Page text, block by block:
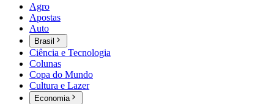
Agro
Apostas
Auto
Brasil
Ciência e Tecnologia
Colunas
Copa do Mundo
Cultura e Lazer
Economia